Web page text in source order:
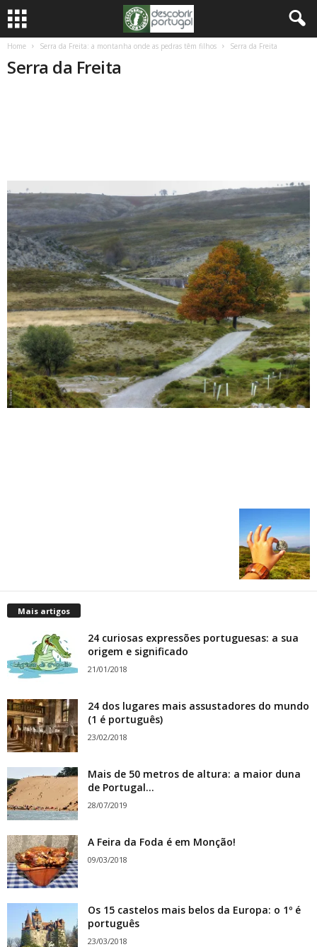
Home Serra da Freita: a montanha onde as pedras têm filhos Serra da Freita
Serra da Freita
Mais artigos
24 curiosas expressões portuguesas: a sua
origem e significado
21/01/2018
24 dos lugares mais assustadores do mundo
(1 é português)
23/02/2018
Mais de 50 metros de altura: a maior duna
de Portugal...
28/07/2019
A Feira da Foda é em Monção!
09/03/2018
Os 15 castelos mais belos da Europa: o 1º é
português
23/03/2018